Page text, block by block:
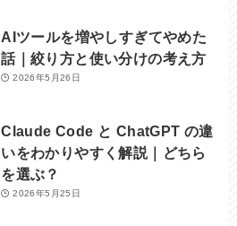
AIツールを増やしすぎてやめた
話｜絞り方と使い分けの考え方
2026年5月26日
Claude Code と ChatGPT の違
いをわかりやすく解説｜どちら
を選ぶ？
2026年5月25日